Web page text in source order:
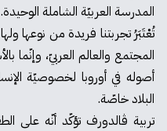
المدرسة العربيّة الشاملة الوحيدة.
تُعْتَبَرُ تجربتنا فريدة من نوعها
المجتمع والعالم العربيّ، وإنّما
أصوله في أوروبا لخصوصيّة
البلاد خاصّة.
تربية ڤالدورف تؤكّد أنّه على